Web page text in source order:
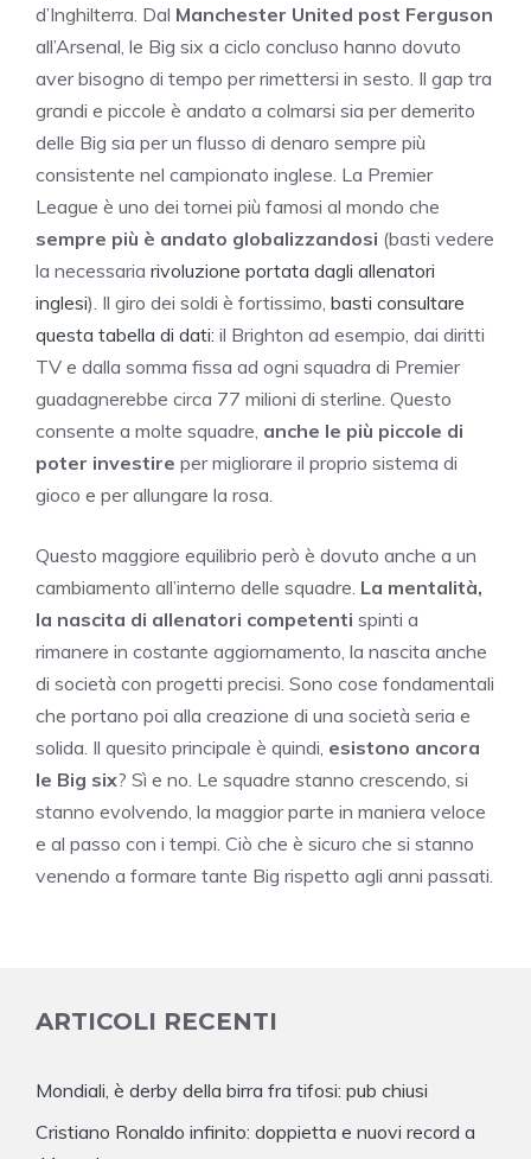
d’Inghilterra. Dal Manchester United post Ferguson
all’Arsenal, le Big six a ciclo concluso hanno dovuto
aver bisogno di tempo per rimettersi in sesto. Il gap tra
grandi e piccole è andato a colmarsi sia per demerito
delle Big sia per un flusso di denaro sempre più
consistente nel campionato inglese. La Premier
League è uno dei tornei più famosi al mondo che
sempre più è andato globalizzandosi (basti vedere
la necessaria rivoluzione portata dagli allenatori
inglesi). Il giro dei soldi è fortissimo, basti consultare
questa tabella di dati: il Brighton ad esempio, dai diritti
TV e dalla somma fissa ad ogni squadra di Premier
guadagnerebbe circa 77 milioni di sterline. Questo
consente a molte squadre, anche le più piccole di
poter investire per migliorare il proprio sistema di
gioco e per allungare la rosa.
Questo maggiore equilibrio però è dovuto anche a un
cambiamento all’interno delle squadre. La mentalità,
la nascita di allenatori competenti spinti a
rimanere in costante aggiornamento, la nascita anche
di società con progetti precisi. Sono cose fondamentali
che portano poi alla creazione di una società seria e
solida. Il quesito principale è quindi, esistono ancora
le Big six? Sì e no. Le squadre stanno crescendo, si
stanno evolvendo, la maggior parte in maniera veloce
e al passo con i tempi. Ciò che è sicuro che si stanno
venendo a formare tante Big rispetto agli anni passati.
ARTICOLI RECENTI
Mondiali, è derby della birra fra tifosi: pub chiusi
Cristiano Ronaldo infinito: doppietta e nuovi record a